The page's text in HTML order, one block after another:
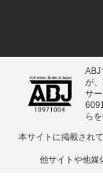
ABJ
が
サ
ら
本サイトに掲載され
他サイトや他媒